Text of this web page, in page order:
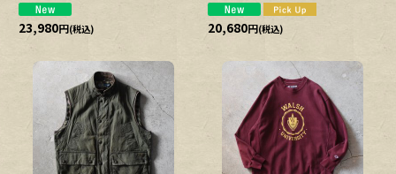
23,980円(税込) 20,680円(税込)